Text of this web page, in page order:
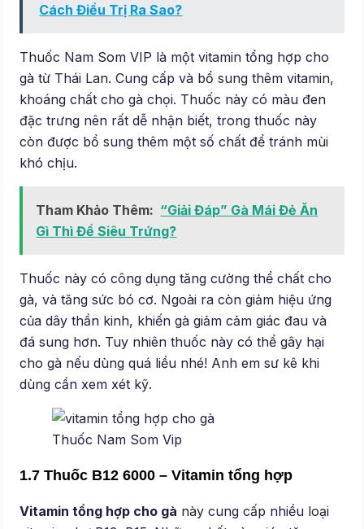
Cách Điều Trị Ra Sao?
Thuốc Nam Som VIP là một vitamin tổng hợp cho
gà từ Thái Lan. Cung cấp và bổ sung thêm vitamin,
khoáng chất cho gà chọi. Thuốc này có màu đen
đặc trưng nên rất dễ nhận biết, trong thuốc này
còn được bổ sung thêm một số chất để tránh mùi
khó chịu.
Tham Khảo Thêm: “Giải Đáp” Gà Mái Đẻ Ăn
Gì Thì Để Siêu Trứng?
Thuốc này có công dụng tăng cường thể chất cho
gà, và tăng sức bó cơ. Ngoài ra còn giảm hiệu ứng
của dây thần kinh, khiến gà giảm cảm giác đau và
đá sung hơn. Tuy nhiên thuốc này có thể gây hại
cho gà nếu dùng quá liều nhé! Anh em sư kê khi
dùng cần xem xét kỹ.
Thuốc Nam Som Vip
1.7 Thuốc B12 6000 – Vitamin tổng hợp
Vitamin tổng hợp cho gà này cung cấp nhiều loại